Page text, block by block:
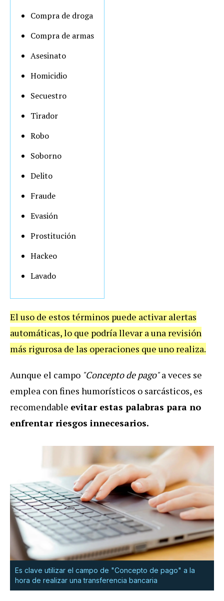
Compra de droga
Compra de armas
Asesinato
Homicidio
Secuestro
Tirador
Robo
Soborno
Delito
Fraude
Evasión
Prostitución
Hackeo
Lavado
El uso de estos términos puede activar alertas
automáticas, lo que podría llevar a una revisión
más rigurosa de las operaciones que uno realiza.
Aunque el campo "Concepto de pago"a veces se
emplea con fines humorísticos o sarcásticos, es
recomendable evitar estas palabras para no
enfrentar riesgos innecesarios.
Es clave utilizar el campo de "Concepto de pago" a la
hora de realizar una transferencia bancaria